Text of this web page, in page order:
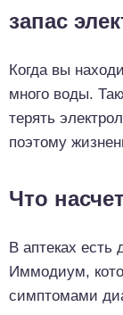
запас
Когда вы
много воды.
терять
поэтому
Что
В аптеках есть
Иммодиум,
симптомами